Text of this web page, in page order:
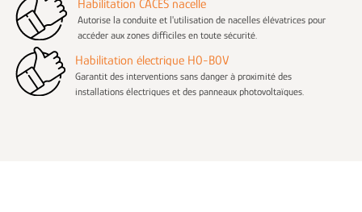
Habilitation CACES nacelle
Autorise la conduite et l'utilisation de nacelles élévatrices pour
accéder aux zones difficiles en toute sécurité.
Habilitation électrique H0-B0V
Garantit des interventions sans danger à proximité des
installations électriques et des panneaux photovoltaïques.